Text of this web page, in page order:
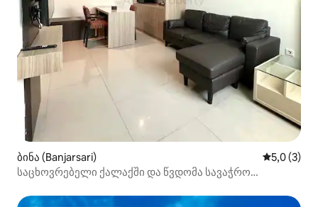
ბინა (Banjarsari) საშუალო
5,0 (3)
საცხოვრებელი ქალაქში და წვდომა სავაჭრო
აპარტამენტი